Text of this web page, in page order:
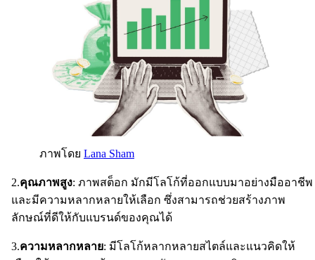
ภาพโดย Lana Sham
2.คุณภาพสูง: ภาพสต็อก มักมีโลโก้ที่ออกแบบมาอย่างมืออาชีพ
และมีความหลากหลายให้เลือก ซึ่งสามารถช่วยสร้างภาพ
ลักษณ์ที่ดีให้กับแบรนด์ของคุณได้
3.ความหลากหลาย: มีโลโก้หลากหลายสไตล์และแนวคิดให้